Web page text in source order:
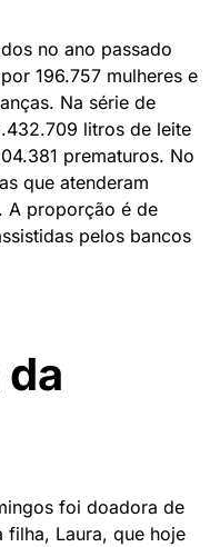
no ano passado
196.757 mulheres e
Na série de
litros de leite
prematuros. No
que atenderam
A proporção é de
pelos bancos
foi doadora de
filha, Laura, que hoje